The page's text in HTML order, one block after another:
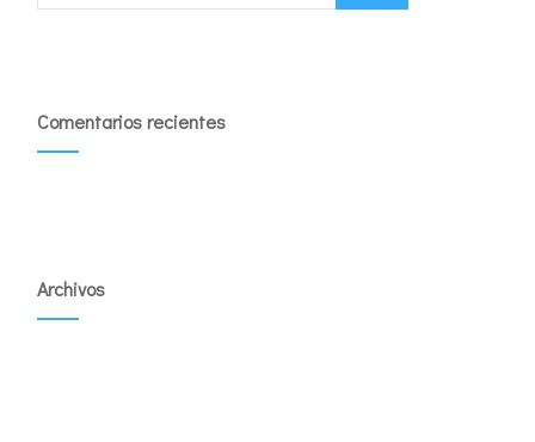
Comentarios recientes
Archivos